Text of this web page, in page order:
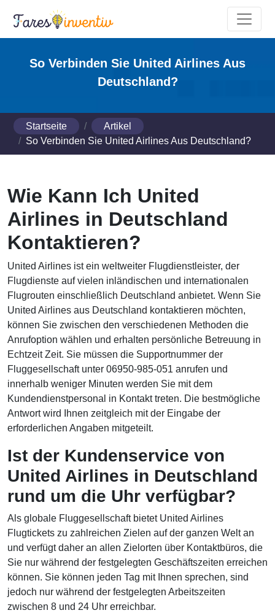
So Verbinden Sie United Airlines Aus
Deutschland?
Startseite
Artikel
So Verbinden Sie United Airlines Aus Deutschland?
Wie Kann Ich United
Airlines in Deutschland
Kontaktieren?
United Airlines ist ein weltweiter Flugdienstleister, der
Flugdienste auf vielen inländischen und internationalen
Flugrouten einschließlich Deutschland anbietet. Wenn Sie
United Airlines aus Deutschland kontaktieren möchten,
können Sie zwischen den verschiedenen Methoden die
Anrufoption wählen und erhalten persönliche Betreuung in
Echtzeit Zeit. Sie müssen die Supportnummer der
Fluggesellschaft unter 06950-985-051 anrufen und
innerhalb weniger Minuten werden Sie mit dem
Kundendienstpersonal in Kontakt treten. Die bestmögliche
Antwort wird Ihnen zeitgleich mit der Eingabe der
erforderlichen Angaben mitgeteilt.
Ist der Kundenservice von
United Airlines in Deutschland
rund um die Uhr verfügbar?
Als globale Fluggesellschaft bietet United Airlines
Flugtickets zu zahlreichen Zielen auf der ganzen Welt an
und verfügt daher an allen Zielorten über Kontaktbüros, die
Sie nur während der festgelegten Geschäftszeiten erreichen
können. Sie können jeden Tag mit Ihnen sprechen, sind
jedoch nur während der festgelegten Arbeitszeiten
zwischen 8 und 24 Uhr erreichbar.